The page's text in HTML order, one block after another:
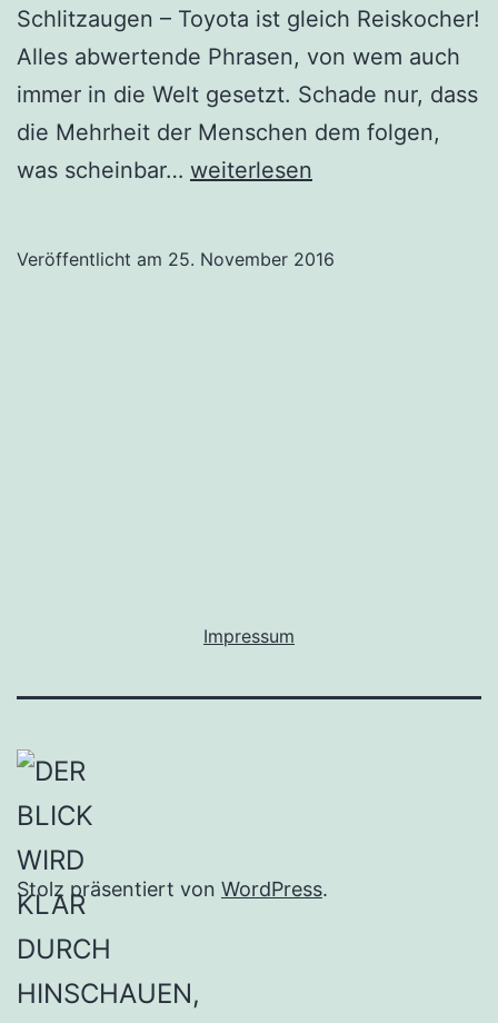
Schlitzaugen – Toyota ist gleich Reiskocher!
Alles abwertende Phrasen, von wem auch
immer in die Welt gesetzt. Schade nur, dass
die Mehrheit der Menschen dem folgen,
was scheinbar… Der
weiterlesen
Veröffentlicht am 25. November 2016
Impressum
Stolz präsentiert von WordPress.